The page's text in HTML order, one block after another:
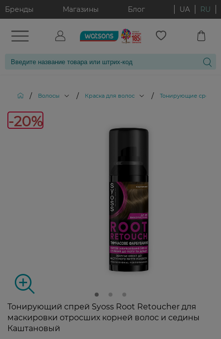
Бренды Магазины Блог UA RU
/ Волосы / Краска для волос / Тонирующие
-20%
Тонирующий спрей Syoss Root Retoucher для
маскировки отросших корней волос и седины
Каштановый